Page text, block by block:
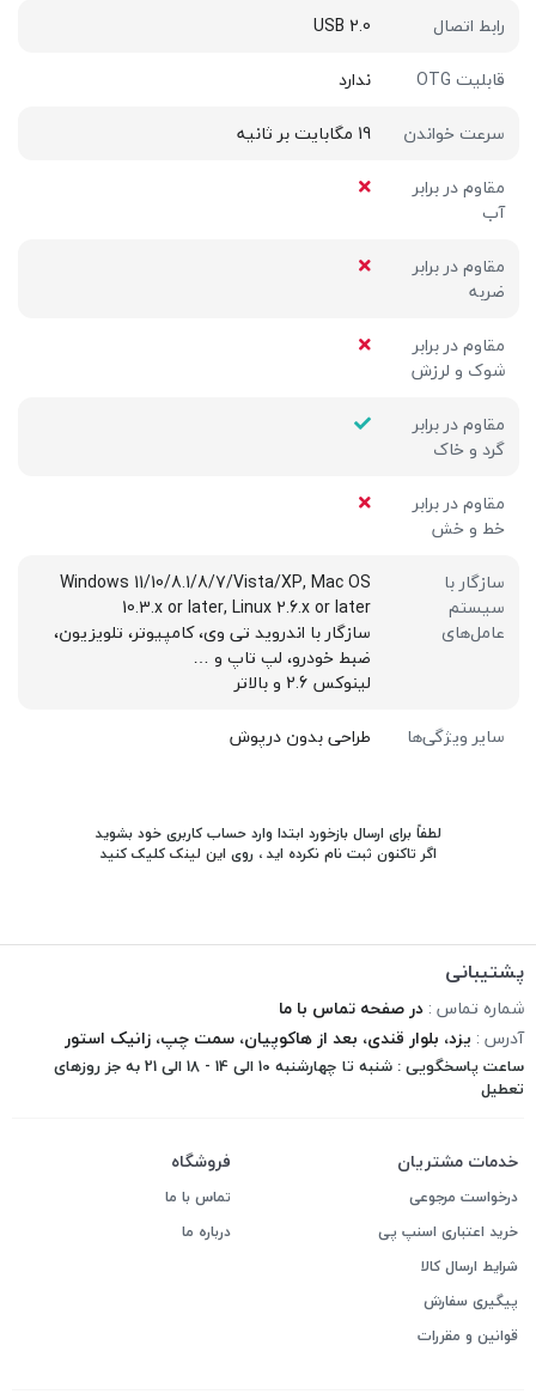
رابط اتصال
USB 2.0
قابلیت OTG
ندارد
سرعت خواندن
19 مگابایت بر ثانیه
مقاوم در برابر
آب
مقاوم در برابر
ضربه
مقاوم در برابر
شوک و لرزش
مقاوم در برابر
گرد و خاک
مقاوم در برابر
خط و خش
سازگار با
سیستم
عامل‌های
Windows 11/10/8.1/8/7/Vista/XP, Mac OS
10.3.x or later, Linux 2.6.x or later
سازگار با اندروید تی وی، کامپیوتر، تلویزیون،
ضبط خودرو، لپ تاپ و …
لینوکس 2.6 و بالاتر
سایر ویژگی‌ها
طراحی بدون درپوش
لطفاً برای ارسال بازخورد ابتدا وارد حساب کاربری خود بشوید
اگر تاکنون ثبت نام نکرده اید ، روی این لینک کلیک کنید
پشتیبانی
شماره تماس : در صفحه تماس با ما
آدرس : یزد، بلوار قندی، بعد از هاکوپیان، سمت چپ، زانیک استور
ساعت پاسخگویی : شنبه تا چهارشنبه 10 الی 14 - 18 الی 21 به جز روزهای
تعطیل
خدمات مشتریان
درخواست مرجوعی
خرید اعتباری اسنپ پی
شرایط ارسال کالا
پیگیری سفارش
قوانین و مقررات
فروشگاه
تماس با ما
درباره ما